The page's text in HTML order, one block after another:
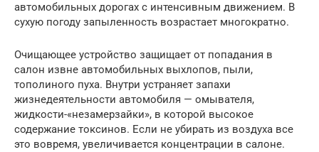
автомобильных дорогах с интенсивным движением. В
сухую погоду запыленность возрастает многократно.
Очищающее устройство защищает от попадания в
салон извне автомобильных выхлопов, пыли,
тополиного пуха. Внутри устраняет запахи
жизнедеятельности автомобиля — омывателя,
жидкости-«незамерзайки», в которой высокое
содержание токсинов. Если не убирать из воздуха все
это вовремя, увеличивается концентрации в салоне.